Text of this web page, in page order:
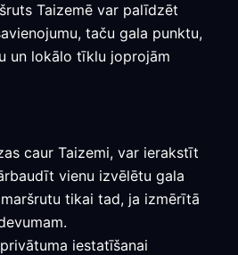
Taizemē var palīdzēt
taču gala punktu,
un lokālo tīklu joprojām
caur Taizemi, var ierakstīt
vienu izvēlētu gala
tikai tad, ja izmērītā
iestatīšanai